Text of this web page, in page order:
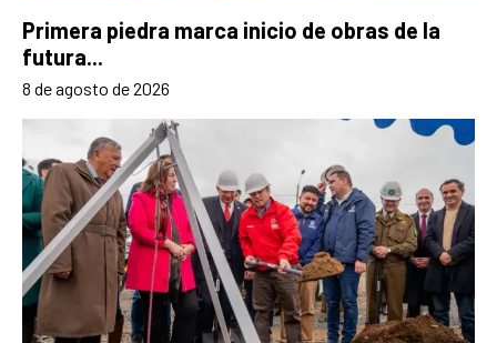
Primera piedra marca inicio de obras de la
futura...
8 de agosto de 2026